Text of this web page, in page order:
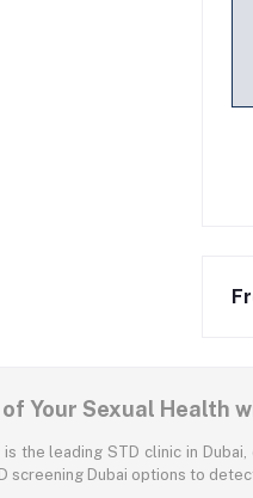
Your Sexual Health
the leading STD clinic in
screening Dubai options to